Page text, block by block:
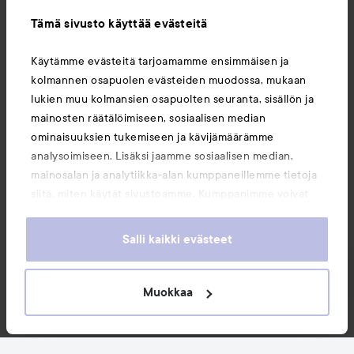
Tämä sivusto käyttää evästeitä
Käytämme evästeitä tarjoamamme ensimmäisen ja
kolmannen osapuolen evästeiden muodossa, mukaan
lukien muu kolmansien osapuolten seuranta, sisällön ja
mainosten räätälöimiseen, sosiaalisen median
ominaisuuksien tukemiseen ja kävijämäärämme
analysoimiseen. Lisäksi jaamme sosiaalisen median,
mainosalan ja analytiikka-alan kumppaneillemme tietoja
heille tai joita on kerätty, kun olet käyttänyt heidän
evästeiden käytön.
Salli kaikki evästeet
Muokkaa
Tietoja
Saattaisit myös tykätä
Copyright 2026